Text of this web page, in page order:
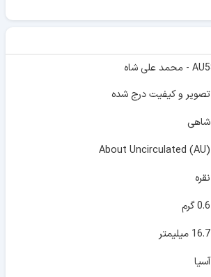
تصویر و کیفیت درج شده
شاهی
About Uncirculated (AU)
نقره
0.6 گرم
16.7 میلیمتر
آسیا